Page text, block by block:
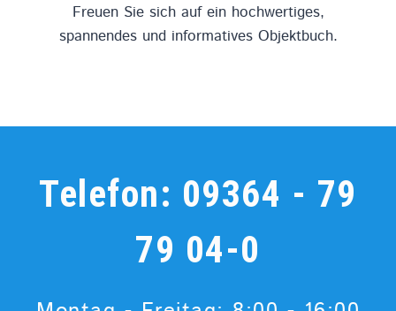
Freuen Sie sich auf ein hochwertiges,
spannendes und informatives Objektbuch.
Telefon: 09364 - 79
79 04-0